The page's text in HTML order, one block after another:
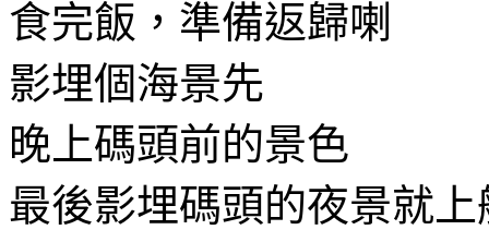
食完飯，準備返歸喇
影埋個海景先
晚上碼頭前的景色
最後影埋碼頭的夜景就上